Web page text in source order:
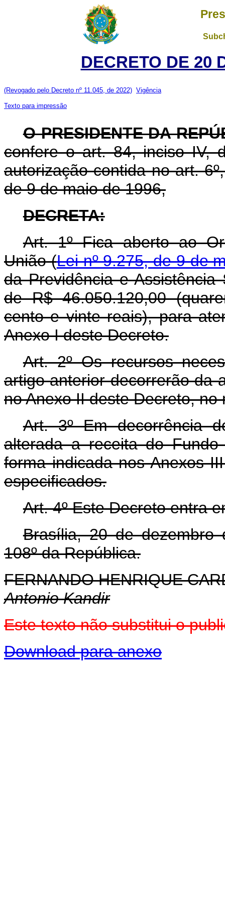
DECRETO DE 20
(Revogado pelo Decreto nº 11.045, de 2022) Vigência
Texto para impressão
O PRESIDENTE DA
confere o art. 84, inciso IV,
autorização contida no art.
de 9 de maio de 1996,
DECRETA:
Art. 1º Fica aberto ao
União (Lei nº 9.275, de 9 de
da Previdência e
de R$ 46.050.120,00
cento e vinte reais), para
Anexo I deste Decreto.
Art. 2º Os recursos
artigo anterior decorrerão da
no Anexo II deste Decreto,
Art. 3º Em decorrência
alterada a receita do
forma indicada nos Anexos
especificados.
Art. 4º Este Decreto entra
Brasília, 20 de dezembro
108º da República.
FERNANDO HENRIQUE
Antonio Kandir
Este texto não substitui o
Download para anexo